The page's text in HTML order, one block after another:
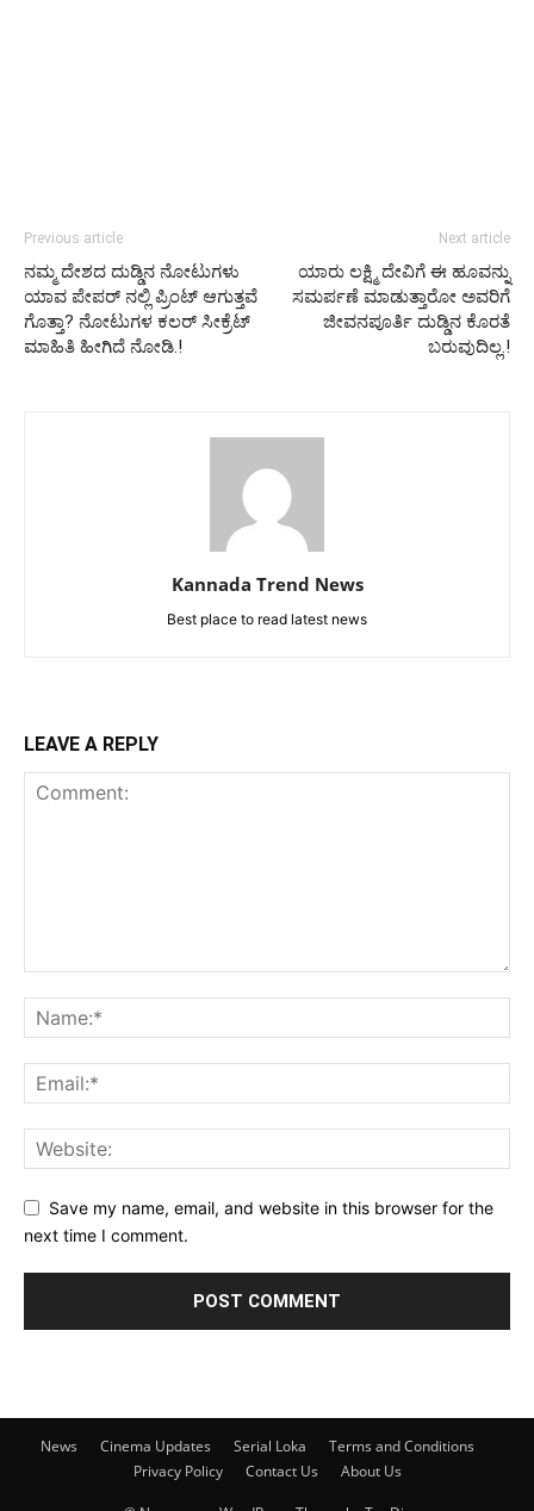
Previous article
ನಮ್ಮ ದೇಶದ ದುಡ್ಡಿನ ನೋಟುಗಳು
ಯಾವ ಪೇಪರ್ ನಲ್ಲಿ ಪ್ರಿಂಟ್ ಆಗುತ್ತವೆ
ಗೊತ್ತಾ? ನೋಟುಗಳ ಕಲರ್ ಸೀಕ್ರೆಟ್
ಮಾಹಿತಿ ಹೀಗಿದೆ ನೋಡಿ.!
Next article
ಯಾರು ಲಕ್ಷ್ಮಿ ದೇವಿಗೆ ಈ ಹೂವನ್ನು
ಸಮರ್ಪಣೆ ಮಾಡುತ್ತಾರೋ ಅವರಿಗೆ
ಜೀವನಪೂರ್ತಿ ದುಡ್ಡಿನ ಕೊರತೆ
ಬರುವುದಿಲ್ಲ.!
Kannada Trend News
Best place to read latest news
LEAVE A REPLY
Save my name, email, and website in this browser for the
next time I comment.
News Cinema Updates Serial Loka
Terms and Conditions
Privacy Policy
Contact Us About Us